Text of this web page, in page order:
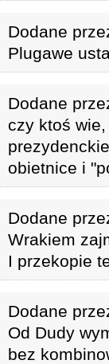
Dodane
Plugawe
Dodane
czy ktoś
obietnice i
Dodane
Wrakiem
I przekopie
Dodane
Od Dudy
bez